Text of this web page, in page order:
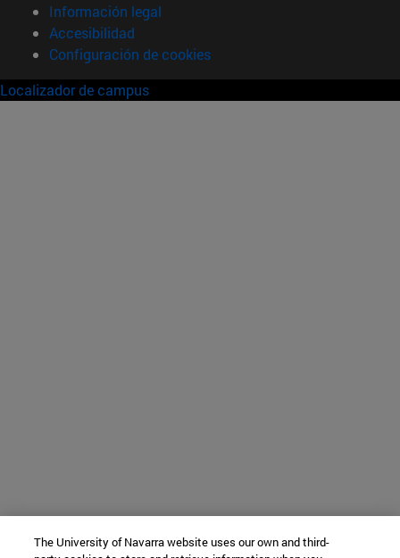
Información legal
Accesibilidad
Configuración de cookies
Localizador de campus
The University of Navarra website uses our own and third-